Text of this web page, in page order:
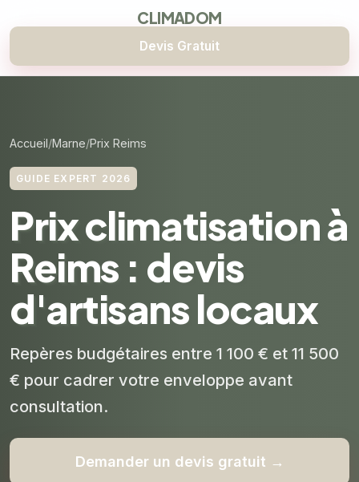
CLIMADOM
Devis Gratuit
Accueil Marne Prix Reims
GUIDE EXPERT 2026
Prix climatisation à
Reims : devis
d'artisans locaux
Repères budgétaires entre 1 100 € et 11 500
€ pour cadrer votre enveloppe avant
consultation.
Demander un devis gratuit →